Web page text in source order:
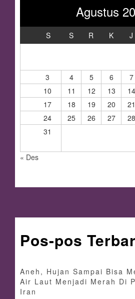
Agustus
S S R K J
3
4 5 6 7
10
11 12 13 14
17
18 19 20 21
24
25 26 27 28
31
« Des
Pos-pos
Aneh, Hujan Sampai Bisa
Air Laut Menjadi Merah Di
Iran